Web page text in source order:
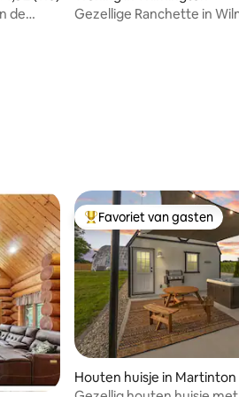
de
Gezellige Ranchette in
Topfavoriet van gasten
Favoriet van gasten
Houten huisje in Martinton